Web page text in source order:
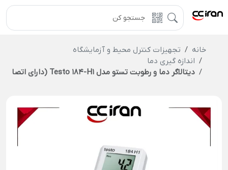
خانه
تجهیزات کنترل محیط و آزمایشگاه
اندازه گیری دما
دیتالاگر دما و رطوبت تستو مدل Testo 184-H1 (دارای اتصال USB)